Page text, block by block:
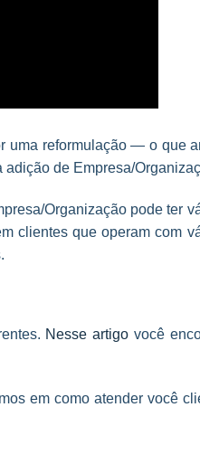
uma reformulação — o que
de Empresa/
Organização pode ter
clientes que operam com
Nesse artigo você
em como atender você